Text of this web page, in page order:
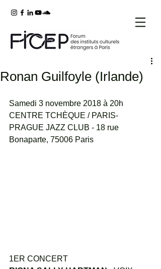
Ronan Guilfoyle (Irlande)
Samedi 3 novembre 2018 à 20h
CENTRE TCHÈQUE / PARIS-
PRAGUE JAZZ CLUB - 18 rue
Bonaparte, 75006 Paris
1ER CONCERT